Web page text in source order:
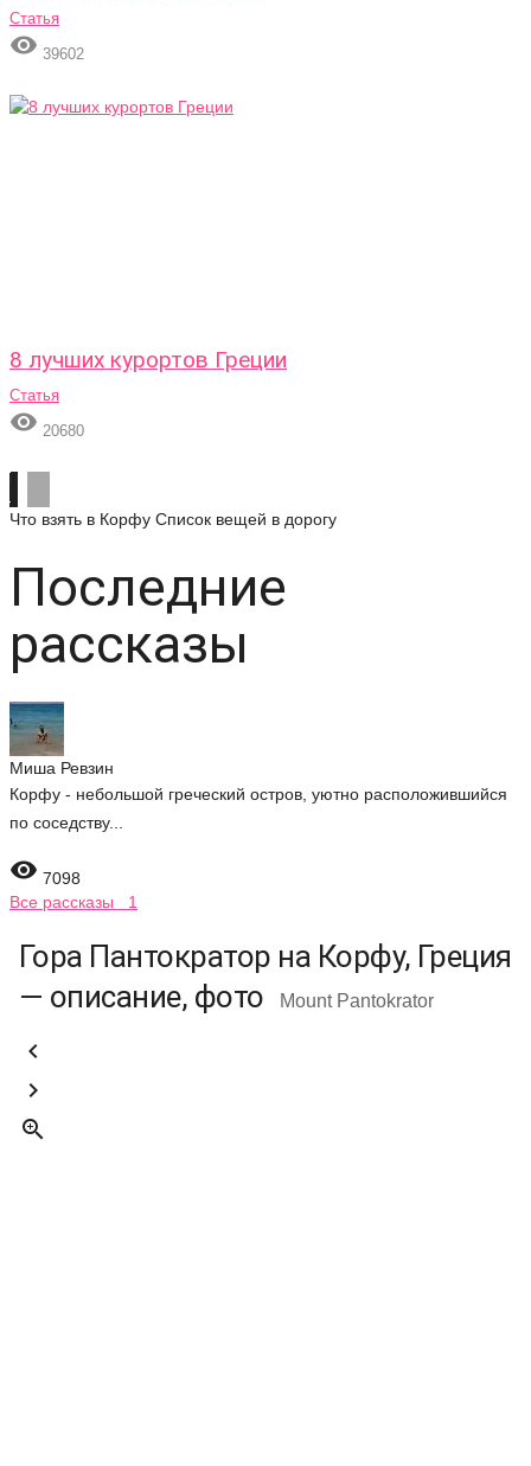
Статья
 39602
8 лучших курортов Греции
Статья
 20680
Что взять в Корфу Список вещей в дорогу
Последние
рассказы
Миша Ревзин
Корфу - небольшой греческий остров, уютно расположившийся
по соседству...
 7098
Все рассказы 1
Гора Пантократор на Корфу, Греция
— описание, фото
Mount Pantokrator


